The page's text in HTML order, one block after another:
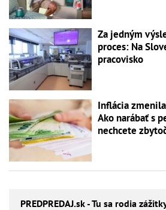
Za jedným
proces: Na
pracovisko
Inflácia
Ako narábať s
nechcete
PREDPREDAJ.sk - Tu sa rodia